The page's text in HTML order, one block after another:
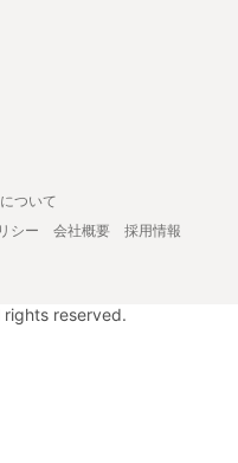
ついて
シー 会社概要
採用情報
reserved.